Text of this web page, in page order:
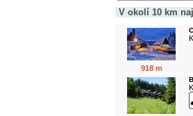
V okolí 10 km
918 m